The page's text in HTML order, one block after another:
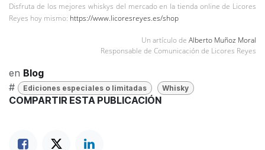
Disfruta de los mejores whiskys del mercado en la tienda online de Licores
Reyes hoy mismo: https://www.licoresreyes.es/shop
Un artículo de Alberto Muñoz Moral
Responsable de Comunicación de Licores Reyes
en Blog
#
Ediciones especiales o limitadas Whisky
COMPARTIR ESTA PUBLICACIÓN